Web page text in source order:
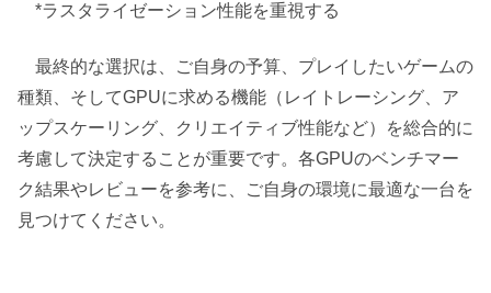
*ラスタライゼーション性能を重視する
最終的な選択は、ご自身の予算、プレイしたいゲームの
種類、そしてGPUに求める機能（レイトレーシング、ア
ップスケーリング、クリエイティブ性能など）を総合的に
考慮して決定することが重要です。各GPUのベンチマー
ク結果やレビューを参考に、ご自身の環境に最適な一台を
見つけてください。